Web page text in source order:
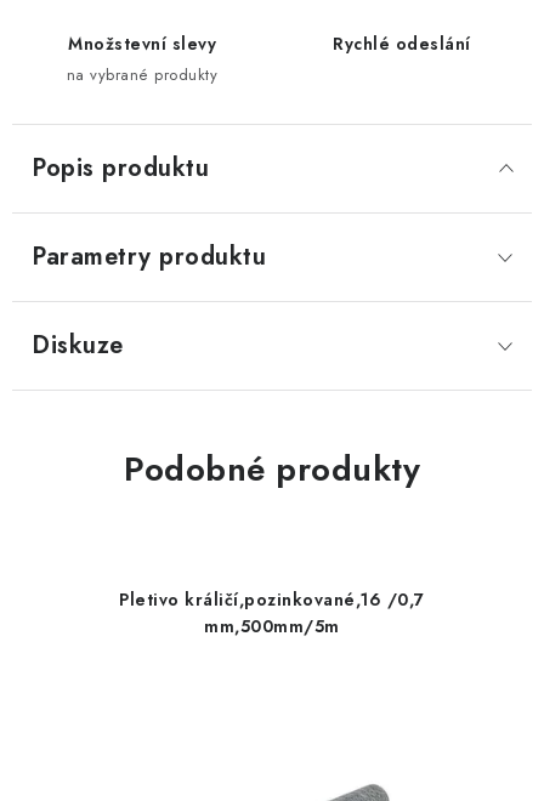
Množstevní slevy
na vybrané produkty
Rychlé odeslání
Popis produktu
Parametry produktu
Diskuze
Podobné produkty
Pletivo králičí,pozinkované,16 /0,7
mm,500mm/5m